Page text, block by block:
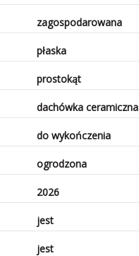
zagospodarowana
płaska
prostokąt
dachówka ceramiczna
do wykończenia
ogrodzona
2026
jest
jest